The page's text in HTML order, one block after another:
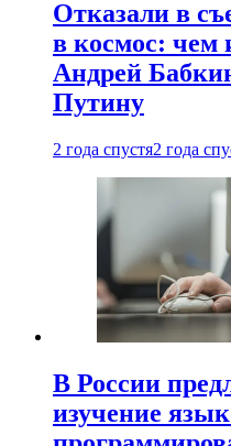
Отказали в
в космос: чем
Андрей
Путину
2 года спустя2 года
В России
изучение